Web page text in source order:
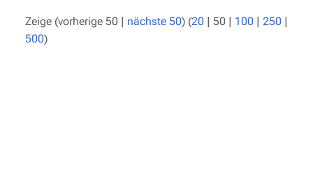
Zeige (vorherige 50 | nächste 50) (20 | 50 | 100 | 250 |
500)